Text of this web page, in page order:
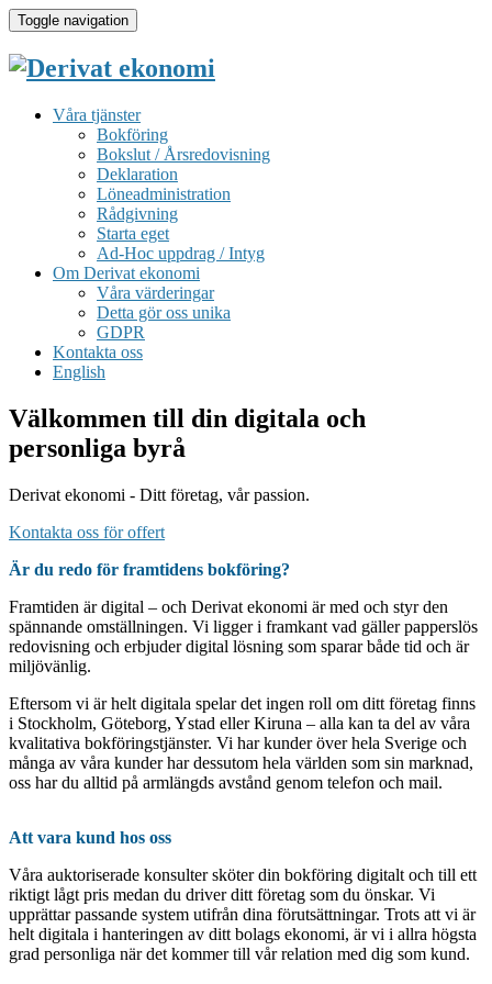
Toggle navigation
Våra tjänster
Bokföring
Bokslut / Årsredovisning
Deklaration
Löneadministration
Rådgivning
Starta eget
Ad-Hoc uppdrag / Intyg
Om Derivat ekonomi
Våra värderingar
Detta gör oss unika
GDPR
Kontakta oss
English
Välkommen till din digitala och
personliga byrå
Derivat ekonomi - Ditt företag, vår passion.
Kontakta oss för offert
Är du redo för framtidens bokföring?
Framtiden är digital – och Derivat ekonomi är med och styr den
spännande omställningen. Vi ligger i framkant vad gäller papperslös
redovisning och erbjuder digital lösning som sparar både tid och är
miljövänlig.
Eftersom vi är helt digitala spelar det ingen roll om ditt företag finns
i Stockholm, Göteborg, Ystad eller Kiruna – alla kan ta del av våra
kvalitativa bokföringstjänster. Vi har kunder över hela Sverige och
många av våra kunder har dessutom hela världen som sin marknad,
oss har du alltid på armlängds avstånd genom telefon och mail.
Att vara kund hos oss
Våra auktoriserade konsulter sköter din bokföring digitalt och till ett
riktigt lågt pris medan du driver ditt företag som du önskar. Vi
upprättar passande system utifrån dina förutsättningar. Trots att vi är
helt digitala i hanteringen av ditt bolags ekonomi, är vi i allra högsta
grad personliga när det kommer till vår relation med dig som kund.